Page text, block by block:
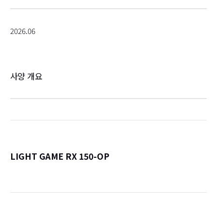
2026.06
사양 개요
LIGHT GAME RX 150-OP